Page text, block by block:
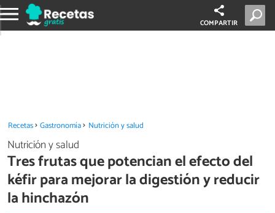
COMPARTIR
Recetas Gastronomía Nutrición y salud
Nutrición y salud
Tres frutas que potencian el efecto del
kéfir para mejorar la digestión y reducir
la hinchazón